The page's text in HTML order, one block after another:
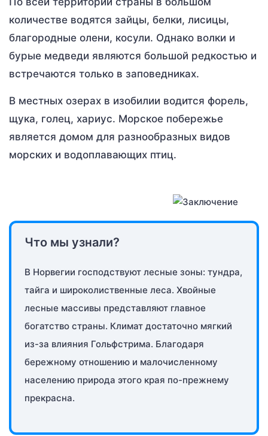
количестве водятся зайцы, белки, лисицы,
благородные олени, косули. Однако волки и
бурые медведи являются большой редкостью и
встречаются только в заповедниках.
В местных озерах в изобилии водится форель,
щука, голец, хариус. Морское побережье
является домом для разнообразных видов
морских и водоплавающих птиц.
Что мы узнали?
В Норвегии господствуют лесные зоны: тундра,
тайга и широколиственные леса. Хвойные
лесные массивы представляют главное
богатство страны. Климат достаточно мягкий
из-за влияния Гольфстрима. Благодаря
бережному отношению и малочисленному
населению природа этого края по-прежнему
прекрасна.